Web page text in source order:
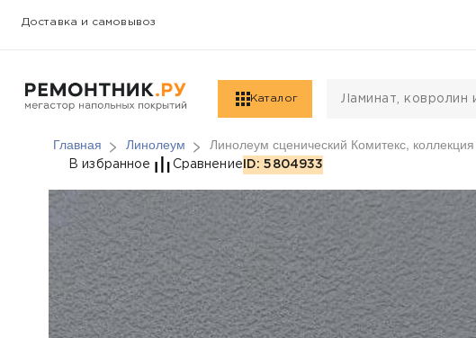
Доставка и самовывоз
Каталог
Главная Линолеум Линолеум сценический Комитекс,
Линолеум сценический
В избранное Сравнение ID: 5804933